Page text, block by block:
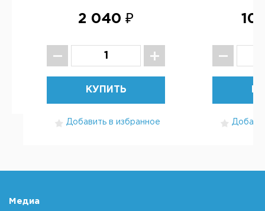
2 040 ₽
КУПИТЬ
Добавить в избранное
10
Медиа